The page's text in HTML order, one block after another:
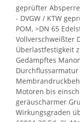
geprüfter
- DVGW / KTW
POM, >DN 65
Vollverschweißter
Überlastfestigkeit
Gedämpftes
Motoren bis
geräuscharmer
Wirkungsgraden